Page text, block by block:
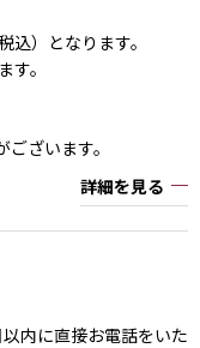
）となります。
。
ざいます。
詳細を見る
内に直接お電話をいた